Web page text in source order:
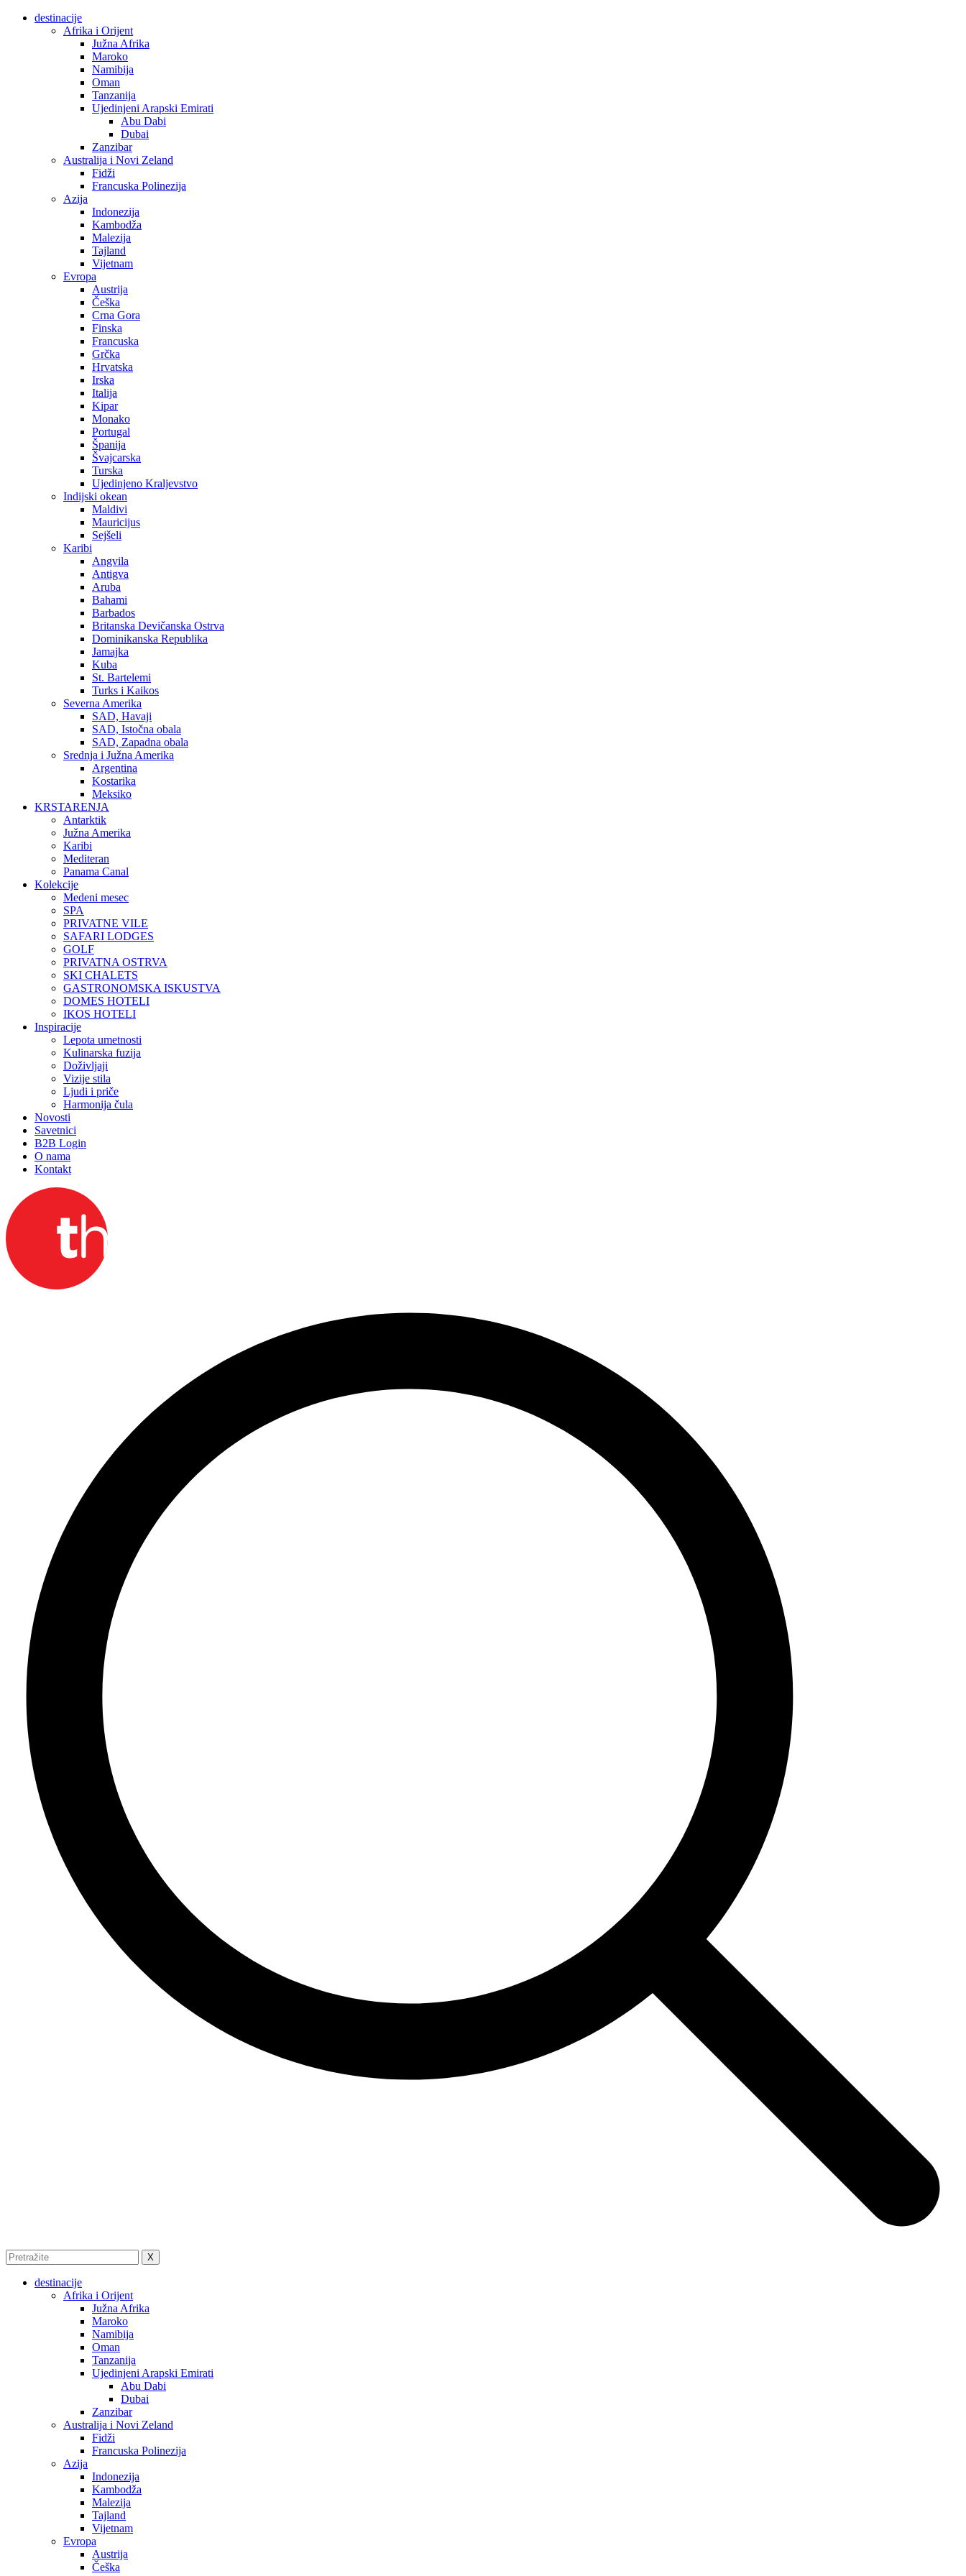
destinacije
Afrika i Orijent
Južna Afrika
Maroko
Namibija
Oman
Tanzanija
Ujedinjeni Arapski Emirati
Abu Dabi
Dubai
Zanzibar
Australija i Novi Zeland
Fidži
Francuska Polinezija
Azija
Indonezija
Kambodža
Malezija
Tajland
Vijetnam
Evropa
Austrija
Češka
Crna Gora
Finska
Francuska
Grčka
Hrvatska
Irska
Italija
Kipar
Monako
Portugal
Španija
Švajcarska
Turska
Ujedinjeno Kraljevstvo
Indijski okean
Maldivi
Mauricijus
Sejšeli
Karibi
Angvila
Antigva
Aruba
Bahami
Barbados
Britanska Devičanska Ostrva
Dominikanska Republika
Jamajka
Kuba
St. Bartelemi
Turks i Kaikos
Severna Amerika
SAD, Havaji
SAD, Istočna obala
SAD, Zapadna obala
Srednja i Južna Amerika
Argentina
Kostarika
Meksiko
KRSTARENJA
Antarktik
Južna Amerika
Karibi
Mediteran
Panama Canal
Kolekcije
Medeni mesec
SPA
PRIVATNE VILE
SAFARI LODGES
GOLF
PRIVATNA OSTRVA
SKI CHALETS
GASTRONOMSKA ISKUSTVA
DOMES HOTELI
IKOS HOTELI
Inspiracije
Lepota umetnosti
Kulinarska fuzija
Doživljaji
Vizije stila
Ljudi i priče
Harmonija čula
Novosti
Savetnici
B2B Login
O nama
Kontakt
X
destinacije
Afrika i Orijent
Južna Afrika
Maroko
Namibija
Oman
Tanzanija
Ujedinjeni Arapski Emirati
Abu Dabi
Dubai
Zanzibar
Australija i Novi Zeland
Fidži
Francuska Polinezija
Azija
Indonezija
Kambodža
Malezija
Tajland
Vijetnam
Evropa
Austrija
Češka